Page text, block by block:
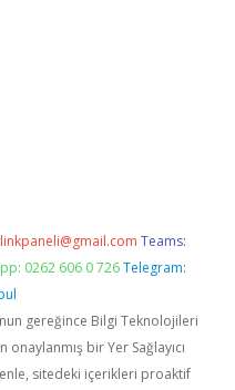
Teams:
0262 606 0 726 Telegram:
gereğince Bilgi Teknolojileri
bir Yer Sağlayıcı
sitedeki içerikleri proaktif